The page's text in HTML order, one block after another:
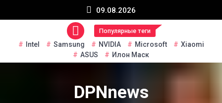
09.08.2026
Популярные теги
Intel Samsung NVIDIA Microsoft
Xiaomi
ASUS
Илон Маск
DPNnews